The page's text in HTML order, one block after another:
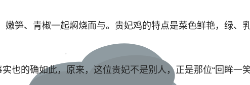
笋、青椒一起焖烧而与。贵妃鸡的特点是菜色鲜艳，绿、
的确如此，原来，这位贵妃不是别人，正是那位“回眸一